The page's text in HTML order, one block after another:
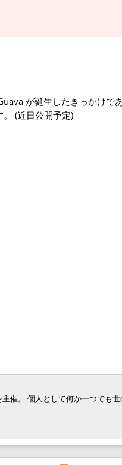
が誕生したきっかけで
(近日公開予定)
催。 個人として何か一つでも世